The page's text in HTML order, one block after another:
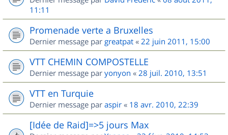
11:11
Promenade verte a Bruxelles
Dernier message par greatpat « 22 juin 2011, 15:00
VTT CHEMIN COMPOSTELLE
Dernier message par yonyon « 28 juil. 2010, 13:51
VTT en Turquie
Dernier message par aspir « 18 avr. 2010, 22:39
[Idée de Raid]=>5 jours Max